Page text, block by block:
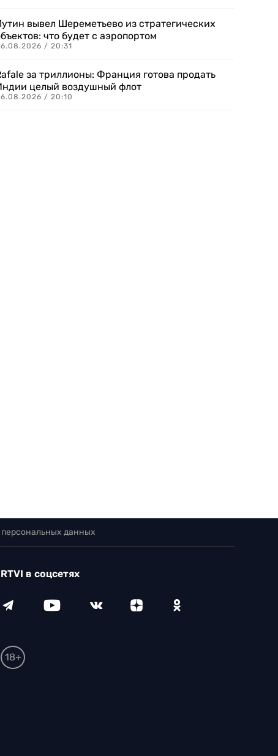
вывел Шереметьево из стратегических
что будет с аэропортом
/ 20:31
за триллионы: Франция готова продать
целый воздушный флот
/ 20:10
данных
RTVI в соцсетях
18+